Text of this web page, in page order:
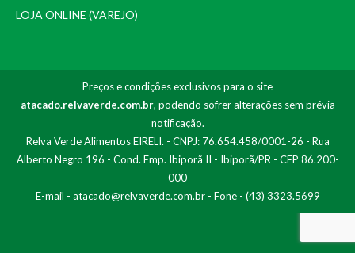
LOJA ONLINE (VAREJO)
Preços e condições exclusivos para o site
atacado.relvaverde.com.br, podendo sofrer alterações sem prévia
notificação.
Relva Verde Alimentos EIRELI. - CNPJ: 76.654.458/0001-26 - Rua
Alberto Negro 196 - Cond. Emp. Ibiporã II - Ibiporã/PR - CEP 86.200-
000
E-mail - atacado@relvaverde.com.br- Fone - (43) 3323.5699